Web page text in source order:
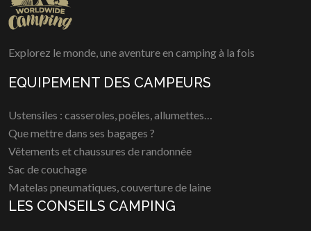
Explorez le monde, une aventure en camping à la fois
EQUIPEMENT DES CAMPEURS
Ustensiles : casseroles, poêles, allumettes…
Que mettre dans ses bagages ?
Vêtements et chaussures de randonnée
Sac de couchage
Matelas pneumatiques, couverture de laine
LES CONSEILS CAMPING